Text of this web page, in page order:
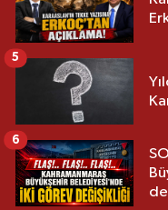
5
6